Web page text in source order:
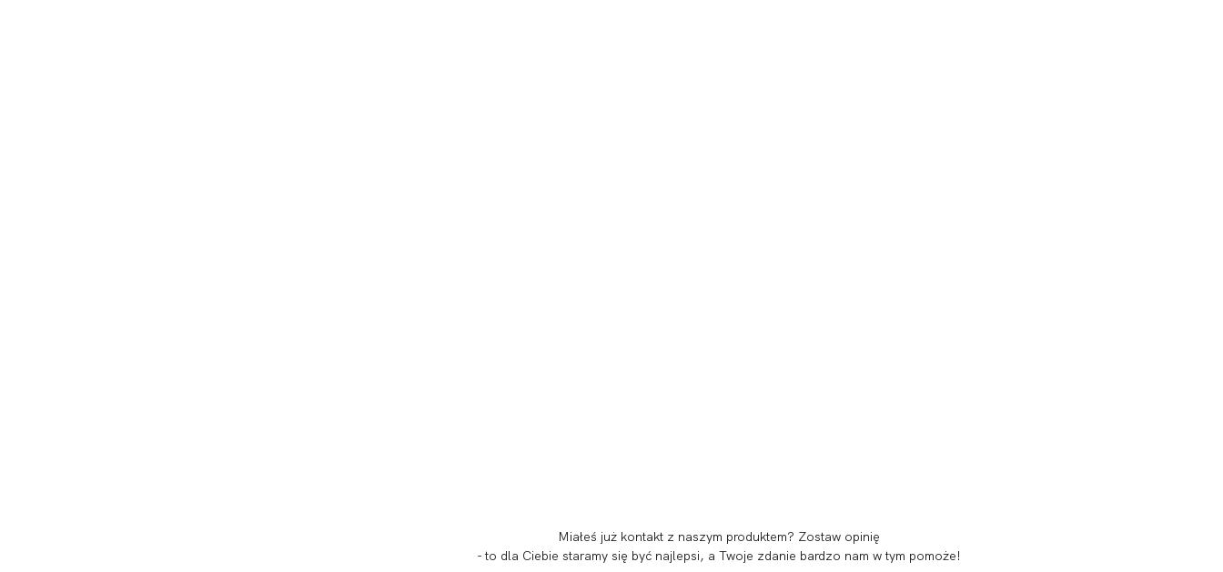
Miałeś już kontakt z naszym produktem? Zostaw opinię
- to dla Ciebie staramy się być najlepsi, a Twoje zdanie bardzo nam w tym pomoże!